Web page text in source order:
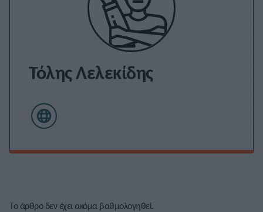
Τόλης Λελεκίδης
Το άρθρο δεν έχει ακόμα βαθμολογηθεί.